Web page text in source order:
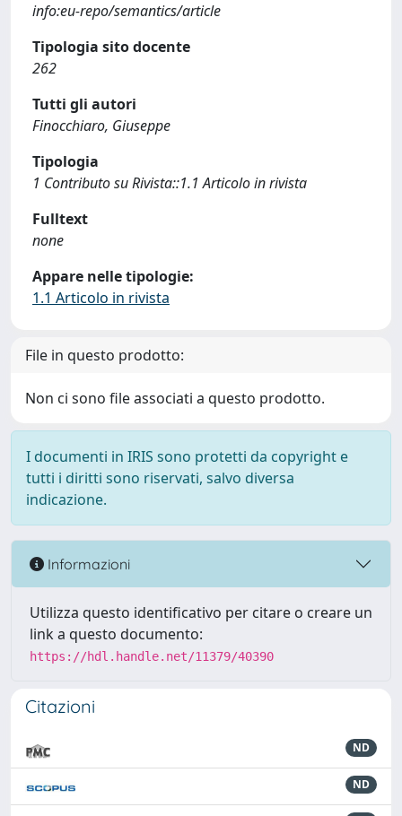
info:eu-repo/semantics/article
Tipologia sito docente
262
Tutti gli autori
Finocchiaro, Giuseppe
Tipologia
1 Contributo su Rivista::1.1 Articolo in rivista
Fulltext
none
Appare nelle tipologie:
1.1 Articolo in rivista
File in questo prodotto:
Non ci sono file associati a questo prodotto.
I documenti in IRIS sono protetti da copyright e
tutti i diritti sono riservati, salvo diversa
indicazione.
Informazioni
Utilizza questo identificativo per citare o creare un
link a questo documento:
https://hdl.handle.net/11379/40390
Citazioni
ND
ND